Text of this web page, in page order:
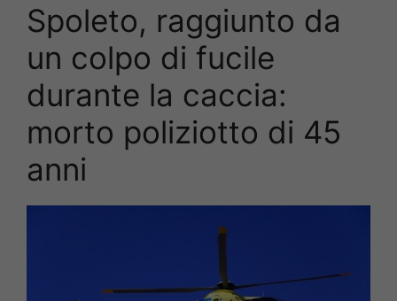
Spoleto, raggiunto da
un colpo di fucile
durante la caccia:
morto poliziotto di 45
anni